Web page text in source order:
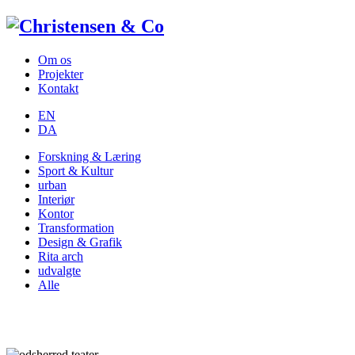
Om os
Projekter
Kontakt
EN
DA
Forskning & Læring
Sport & Kultur
urban
Interiør
Kontor
Transformation
Design & Grafik
Rita arch
udvalgte
Alle